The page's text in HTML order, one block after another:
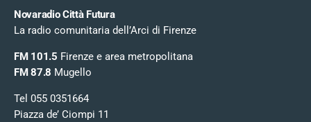
Novaradio Città Futura
La radio comunitaria dell’Arci di Firenze
FM 101.5 Firenze e area metropolitana
FM 87.8 Mugello
Tel 055 0351664
Piazza de’ Ciompi 11